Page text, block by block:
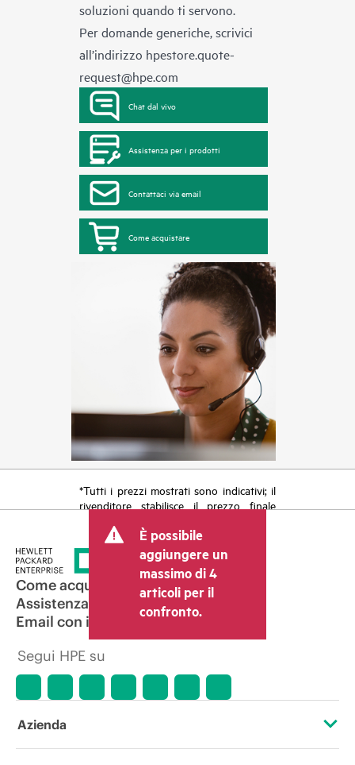
soluzioni quando ti servono.
Per domande generiche, scrivici
all’indirizzo hpestore.quote-
request@hpe.com
Chat dal vivo
Assistenza per i prodotti
Contattaci via email
Come acquistare
*Tutti i prezzi mostrati sono indicativi; il
rivenditore stabilisce il prezzo finale
costi, come le imposte sulla vendita/IVA
e le spese di spedizione. Il prezzo della
transazione stabilito dal rivenditore può
variare rispetto a quello di altri
rivenditori e al prezzo indicativo
mostrato. I prezzi indicativi possono
includere offerte promozionali a tempo
limitato. HPE si riserva il diritto di
applicare adeguamenti dei prezzi in
qualsiasi momento per motivi che
variazioni delle condizioni del mercato,
promozione ed errori negli annunci
È possibile
aggiungere un
massimo di 4
articoli per il
confronto.
Come acquistare
Assistenza per i prodotti
Email con il commerciale
Segui HPE su
Azienda